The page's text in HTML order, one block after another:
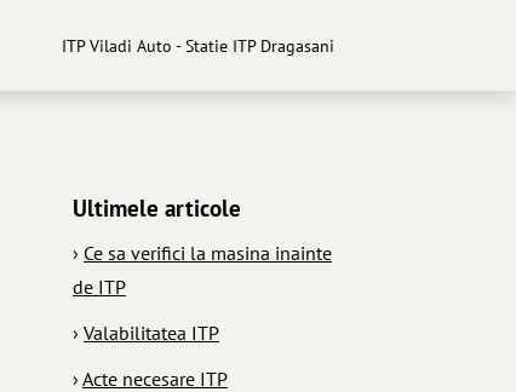
ITP Viladi Auto - Statie ITP Dragasani
Ultimele articole
› Ce sa verifici la masina inainte
de ITP
› Valabilitatea ITP
› Acte necesare ITP